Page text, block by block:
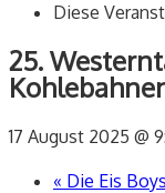
Diese
25.
17 August 2025 @
« Die Eis